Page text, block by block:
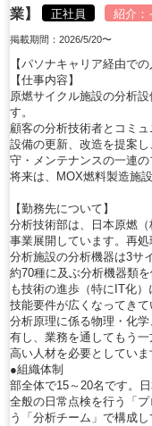
業】
正社員 紹介：
掲載期間：2026/5/20〜
【パソナキャリア経由での
【仕事内容】
原燃サイクル施設の分析
す。
顧客の分析技術者とコミュ
設備の更新、改造を提案
守・メンテナンスの一連
将来は、MOX燃料製造施
【勤務先について】
分析技術部は、日本原燃
事業展開しています。再処
分析施設の分析機器は3サ
約70種に及ぶ分析機器類
も技術の進歩（特にIT化
技能要件が広くなってきて
分析原理に係る物理・化
有し、業務を通してもう
高い人材を必要としていま
●組織体制
部全体で15～20名です。
全般の日常点検を行う「
う「分析チーム」で構成